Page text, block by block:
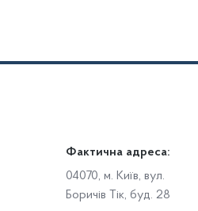
публічної інформації
роботи із запитами на отримання
Фактична адреса:
04070, м. Київ, вул.
Боричів Тік, буд. 28